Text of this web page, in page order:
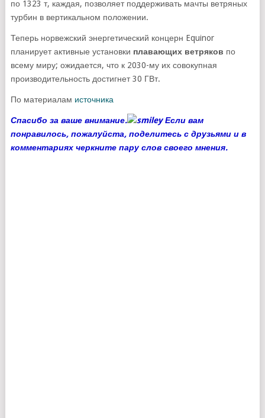
по 1323 т, каждая, позволяет поддерживать мачты ветряных
турбин в вертикальном положении.
Теперь норвежский энергетический концерн Equinor
планирует активные установки плавающих ветряков по
всему миру; ожидается, что к 2030-му их совокупная
производительность достигнет 30 ГВт.
По материалам источника
Спасибо за ваше внимание.
Если вам
понравилось, пожалуйста, поделитесь с друзьями и в
комментариях черкните пару слов своего мнения.